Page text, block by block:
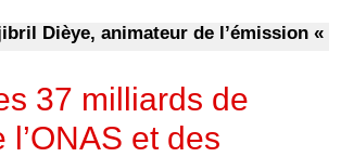
animateur de l’émission «
37 milliards de
l’ONAS et des